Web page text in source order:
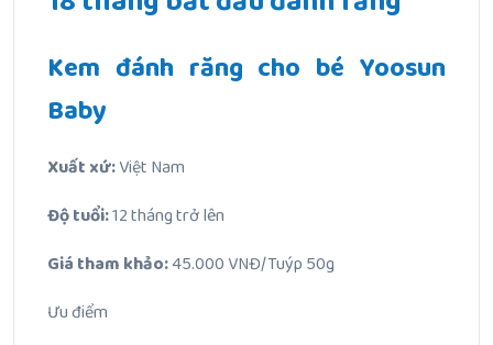
Kem đánh răng cho bé Yoosun
Baby
Xuất xứ:Việt Nam
Độ tuổi:12 tháng trở lên
Giá tham khảo:45.000 VNĐ/Tuýp 50g
Ưu điểm